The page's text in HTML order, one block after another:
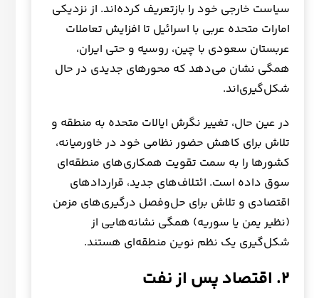
سیاست خارجی خود را بازتعریف کرده‌اند. از نزدیکی
امارات متحده عربی با اسرائیل تا افزایش تعاملات
عربستان سعودی با چین، روسیه و حتی ایران،
همگی نشان می‌دهد که محورهای جدیدی در حال
شکل‌گیری‌اند.
در عین حال، تغییر نگرش ایالات متحده به منطقه و
تلاش برای کاهش حضور نظامی خود در خاورمیانه،
کشورها را به سمت تقویت همکاری‌های منطقه‌ای
سوق داده است. ائتلاف‌های جدید، قراردادهای
اقتصادی و تلاش برای حل‌وفصل درگیری‌های مزمن
(نظیر یمن یا سوریه) همگی نشانه‌هایی از
شکل‌گیری یک نظم نوین منطقه‌ای هستند.
۲. اقتصاد پس از نفت